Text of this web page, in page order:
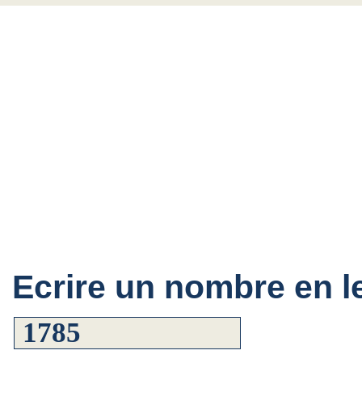
Ecrire un nombre en